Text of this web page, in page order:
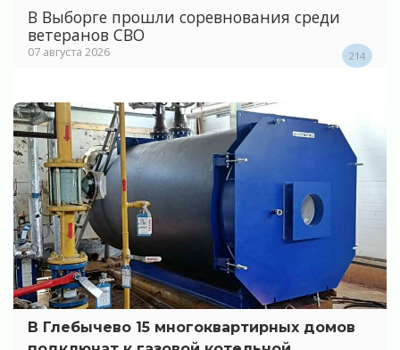
В Выборге прошли соревнования среди
ветеранов СВО
07 августа 2026 214
В Глебычево 15 многоквартирных домов